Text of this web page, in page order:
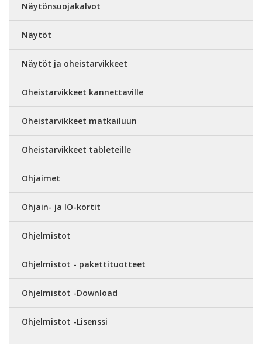
Näytönsuojakalvot
Näytöt
Näytöt ja oheistarvikkeet
Oheistarvikkeet kannettaville
Oheistarvikkeet matkailuun
Oheistarvikkeet tableteille
Ohjaimet
Ohjain- ja IO-kortit
Ohjelmistot
Ohjelmistot - pakettituotteet
Ohjelmistot -Download
Ohjelmistot -Lisenssi